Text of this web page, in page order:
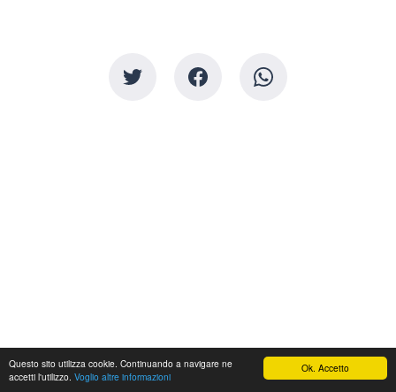
Ok. Accetto
Questo sito utilizza cookie. Continuando a navigare ne
accetti l'utilizzo. Voglio altre informazioni